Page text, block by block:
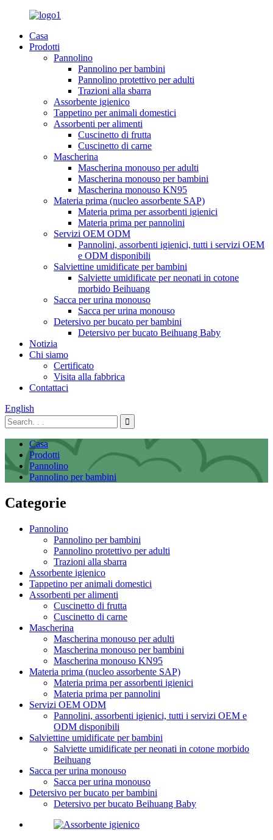
Casa
Prodotti
Pannolino
Pannolino per bambini
Pannolino protettivo per adulti
Trazioni alla sbarra
Assorbente igienico
Tappetino per animali domestici
Assorbenti per alimenti
Cuscinetto di frutta
Cuscinetto di carne
Mascherina
Mascherina monouso per adulti
Mascherina monouso per bambini
Mascherina monouso KN95
Materia prima (nucleo assorbente SAP)
Materia prima per assorbenti igienici
Materia prima per pannolini
Servizi OEM ODM
Pannolini, assorbenti igienici, tutti i servizi OEM
e ODM disponibili
Salviettine umidificate per bambini
Salviette umidificate per neonati in cotone
morbido Beihuang
Sacca per urina monouso
Sacca per urina monouso
Detersivo per bucato per bambini
Detersivo per bucato Beihuang Baby
Notizia
Chi siamo
Certificato
Visita alla fabbrica
Contattaci
English
Casa
Prodotti
Pannolino
Pannolino per bambini
Categorie
Pannolino
Pannolino per bambini
Pannolino protettivo per adulti
Trazioni alla sbarra
Assorbente igienico
Tappetino per animali domestici
Assorbenti per alimenti
Cuscinetto di frutta
Cuscinetto di carne
Mascherina
Mascherina monouso per adulti
Mascherina monouso per bambini
Mascherina monouso KN95
Materia prima (nucleo assorbente SAP)
Materia prima per assorbenti igienici
Materia prima per pannolini
Servizi OEM ODM
Pannolini, assorbenti igienici, tutti i servizi OEM e
ODM disponibili
Salviettine umidificate per bambini
Salviette umidificate per neonati in cotone morbido
Beihuang
Sacca per urina monouso
Sacca per urina monouso
Detersivo per bucato per bambini
Detersivo per bucato Beihuang Baby